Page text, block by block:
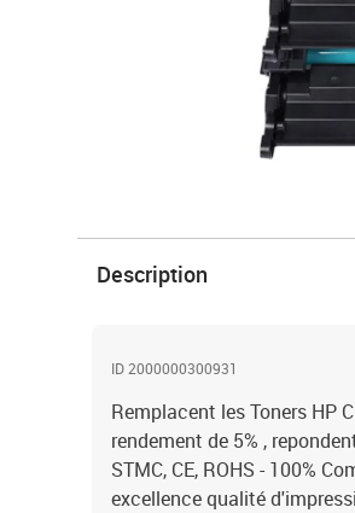
Description
ID 2000000300931
Remplacent les Toners HP
rendement de 5% ,
STMC, CE, ROHS - 100%
excellence qualité